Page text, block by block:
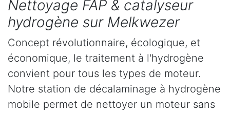
Nettoyage FAP & catalyseur
hydrogène sur Melkwezer
Concept révolutionnaire, écologique, et
économique, le traitement à l'hydrogène
convient pour tous les types de moteur.
Notre station de décalaminage à hydrogène
mobile permet de nettoyer un moteur sans